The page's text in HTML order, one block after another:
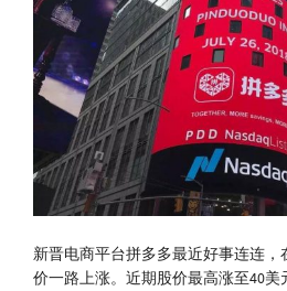
新晋电商平台拼多多最近好事连连
价一路上涨。近期股价最高涨至40